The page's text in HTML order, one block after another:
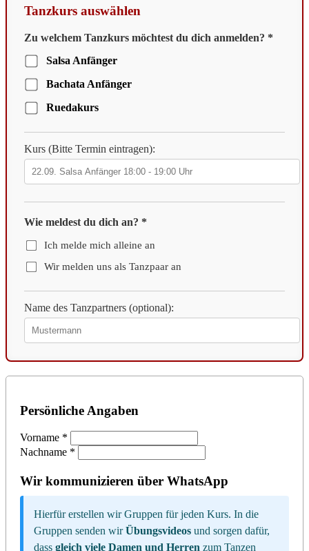
Tanzkurs auswählen
Zu welchem Tanzkurs möchtest du dich anmelden? *
Salsa Anfänger
Bachata Anfänger
Ruedakurs
Kurs (Bitte Termin eintragen):
Wie meldest du dich an? *
Ich melde mich alleine an
Wir melden uns als Tanzpaar an
Name des Tanzpartners (optional):
Persönliche Angaben
Vorname *
Nachname *
Wir kommunizieren über WhatsApp
Hierfür erstellen wir Gruppen für jeden Kurs. In die
Gruppen senden wirÜbungsvideos und sorgen dafür,
dass gleich viele Damen und Herren zum Tanzen